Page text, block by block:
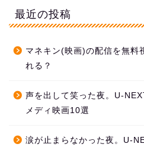
最近の投稿
マネキン(映画)の配信を無料
れる？
声を出して笑った夜。U-
メディ映画10選
涙が止まらなかった夜。U-